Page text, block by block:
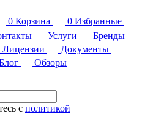
0 Корзина 0 Избранные
Услуги
Бренды
Лицензии
Документы
Обзоры
с политикой